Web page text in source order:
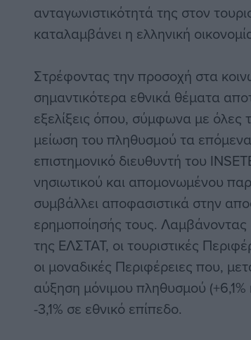
ανταγωνιστικότητά της στον
καταλαμβάνει η ελληνική
Στρέφοντας την προσοχή στα
σημαντικότερα εθνικά θέματα
εξελίξεις όπου, σύμφωνα με όλες
μείωση του πληθυσμού τα
επιστημονικό διευθυντή του
νησιωτικού και απομονωμένου
συμβάλλει αποφασιστικά στην
ερημοποίησής τους.
της ΕΛΣΤΑΤ, οι τουριστικές
οι μοναδικές Περιφέρειες που,
αύξηση μόνιμου πληθυσμού (+6,1%
-3,1% σε εθνικό επίπεδο.